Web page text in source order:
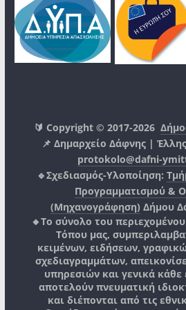
🔰 Copyright © 2017-2026
📌 Δημαρχείο Δάφνης |
protokolo@dafni-
🔹Σχεδιασμός-Υλοποίηση:
Προγραμματισμού &
(Μηχανογράφηση) Δήμου
🔸Το σύνολο του
Τόπου μας,
κειμένων, ειδήσεων,
σχεδιαγραμμάτων,
υπηρεσιών και γενικά κάθε
αποτελούν πνευματική
και διέπονται από τις